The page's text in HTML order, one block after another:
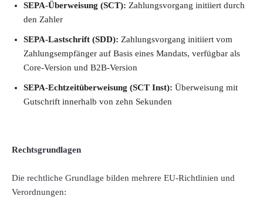
SEPA-Überweisung (SCT): Zahlungsvorgang initiiert durch
den Zahler
SEPA-Lastschrift (SDD): Zahlungsvorgang initiiert vom
Zahlungsempfänger auf Basis eines Mandats, verfügbar als
Core-Version und B2B-Version
SEPA-Echtzeitüberweisung (SCT Inst): Überweisung mit
Gutschrift innerhalb von zehn Sekunden
Rechtsgrundlagen
Die rechtliche Grundlage bilden mehrere EU-Richtlinien und
Verordnungen: